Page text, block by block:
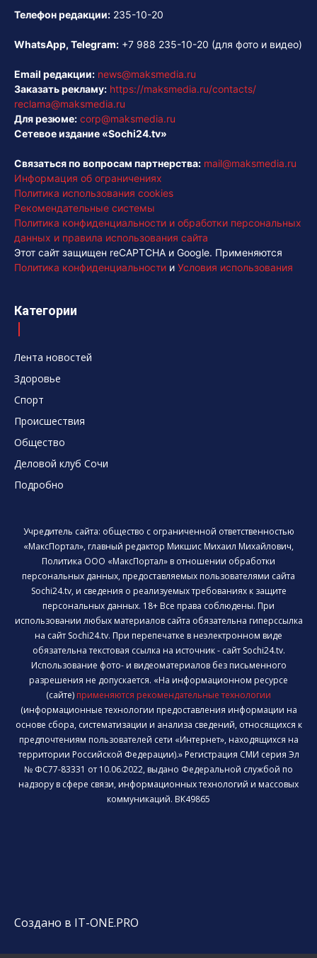
Телефон редакции: 235-10-20
WhatsApp, Telegram: +7 988 235-10-20 (для фото и видео)
Email редакции: news@maksmedia.ru
Заказать рекламу: https://maksmedia.ru/contacts/
reclama@maksmedia.ru
Для резюме: corp@maksmedia.ru
Сетевое издание «Sochi24.tv»
Связаться по вопросам партнерства: mail@maksmedia.ru
Информация об ограничениях
Политика использования cookies
Рекомендательные системы
Политика конфиденциальности и обработки персональных
данных и правила использования сайта
Этот сайт защищен reCAPTCHA и Google. Применяются
Политика конфиденциальности и Условия использования
Категории
Лента новостей
Здоровье
Спорт
Происшествия
Общество
Деловой клуб Сочи
Подробно
Учредитель сайта: общество с ограниченной ответственностью
«МаксПортал», главный редактор Микшис Михаил Михайлович,
Политика ООО «МаксПортал» в отношении обработки
персональных данных, предоставляемых пользователями сайта
Sochi24.tv, и сведения о реализуемых требованиях к защите
персональных данных. 18+ Все права соблюдены. При
использовании любых материалов сайта обязательна гиперссылка
на сайт Sochi24.tv. При перепечатке в неэлектронном виде
обязательна текстовая ссылка на источник - сайт Sochi24.tv.
Использование фото- и видеоматериалов без письменного
разрешения не допускается. «На информационном ресурсе
(сайте) применяются рекомендательные технологии
(информационные технологии предоставления информации на
основе сбора, систематизации и анализа сведений, относящихся к
предпочтениям пользователей сети «Интернет», находящихся на
территории Российской Федерации).» Регистрация СМИ серия Эл
№ ФС77-83331 от 10.06.2022, выдано Федеральной службой по
надзору в сфере связи, информационных технологий и массовых
коммуникаций. ВК49865
Создано в IT-ONE.PRO